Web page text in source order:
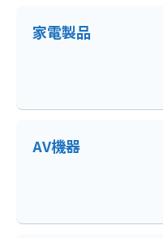
家電製品
AV機器